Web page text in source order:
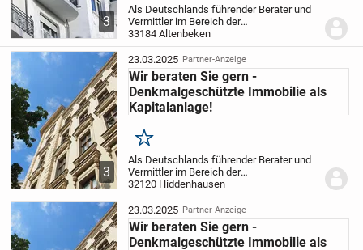
3
Als Deutschlands führender Berater und
Vermittler im Bereich der
Pflegeimmobilien als Kapitalanlage mit
dem Knowhow aus 2.000 vermittelten
Immobilien stellen wir Ihnen unsere
Expertise nun auch im...
33184 Altenbeken
3
23.03.2025 Partner-Anzeige
Wir beraten Sie gern -
Denkmalgeschützte Immobilie als
Kapitalanlage!
Merken
Als Deutschlands führender Berater und
Vermittler im Bereich der
Pflegeimmobilien als Kapitalanlage mit
dem Knowhow aus 2.000 vermittelten
Immobilien stellen wir Ihnen unsere
Expertise nun auch im...
32120 Hiddenhausen
23.03.2025 Partner-Anzeige
Wir beraten Sie gern -
Denkmalgeschützte Immobilie als